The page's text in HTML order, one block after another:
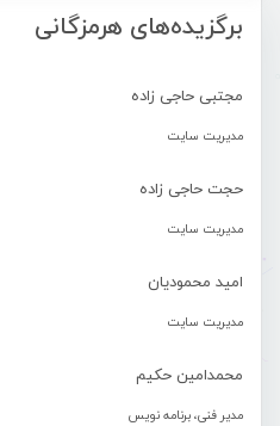
برگزیده‌های هرمزگانی
مجتبی حاجی زاده
مدیریت سایت
حجت حاجی زاده
مدیریت سایت
امید محمودیان
مدیریت سایت
محمدامین حکیم
مدیر فنی، برنامه نویس